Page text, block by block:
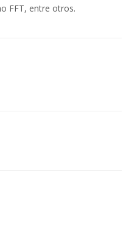
FFT, entre otros.